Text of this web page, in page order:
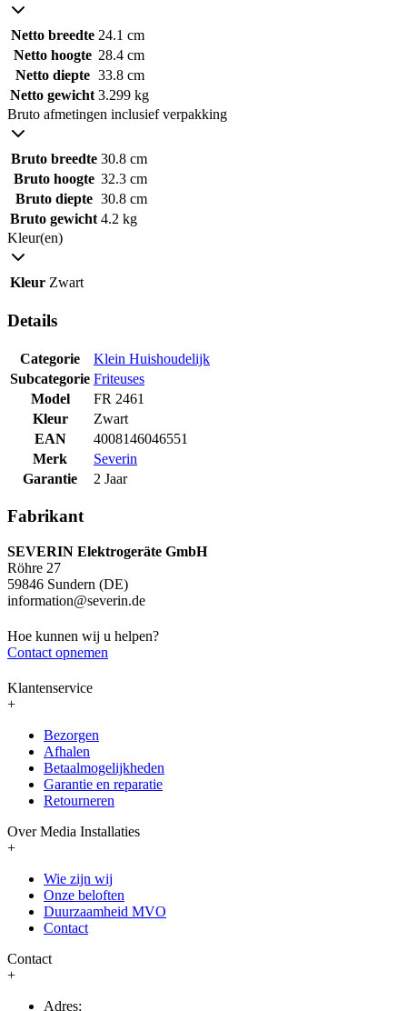
Netto breedte 24.1 cm
Netto hoogte 28.4 cm
Netto diepte 33.8 cm
Netto gewicht 3.299 kg
Bruto afmetingen inclusief verpakking
Bruto breedte 30.8 cm
Bruto hoogte 32.3 cm
Bruto diepte 30.8 cm
Bruto gewicht 4.2 kg
Kleur(en)
Kleur Zwart
Details
Categorie
Klein Huishoudelijk
Subcategorie Friteuses
Model
FR 2461
Kleur
Zwart
EAN
4008146046551
Merk
Severin
Garantie
2 Jaar
Fabrikant
SEVERIN Elektrogeräte GmbH
Röhre 27
59846 Sundern (DE)
information@severin.de
Hoe kunnen wij u helpen?
Contact opnemen
Klantenservice
+
Bezorgen
Afhalen
Betaalmogelijkheden
Garantie en reparatie
Retourneren
Over Media Installaties
+
Wie zijn wij
Onze beloften
Duurzaamheid MVO
Contact
Contact
+
Adres: